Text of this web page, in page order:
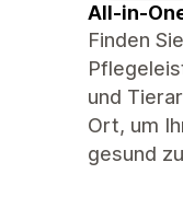
All-in-
Finden
und
Ort, um
gesund